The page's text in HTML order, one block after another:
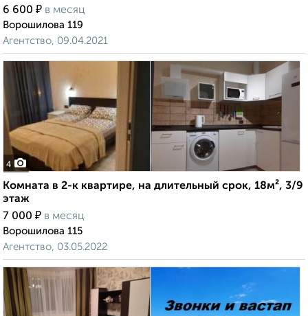
6 600 ₽ в месяц
Ворошилова 119
Агентство, 09.04.2021
4
Комната в 2-к квартире, на длительный срок, 18м², 3/9
этаж
7 000 ₽ в месяц
Ворошилова 115
Агентство, 03.05.2022